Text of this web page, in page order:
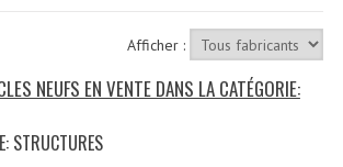
Afficher :
NEUFS EN VENTE DANS LA CATÉGORIE:
STRUCTURES